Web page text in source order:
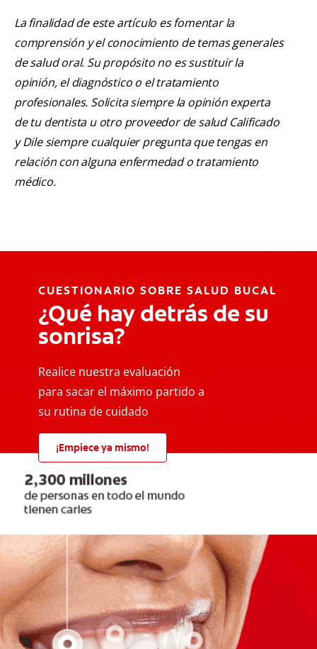
La finalidad de este artículo es fomentar la
comprensión y el conocimiento de temas generales
de salud oral. Su propósito no es sustituir la
opinión, el diagnóstico o el tratamiento
profesionales. Solicita siempre la opinión experta
de tu dentista u otro proveedor de salud Calificado
y Dile siempre cualquier pregunta que tengas en
relación con alguna enfermedad o tratamiento
médico.
CUESTIONARIO SOBRE SALUD BUCAL
¿Qué hay detrás de su
sonrisa?
Realice nuestra evaluación
para sacar el máximo partido a
su rutina de cuidado
¡Empiece ya mismo!